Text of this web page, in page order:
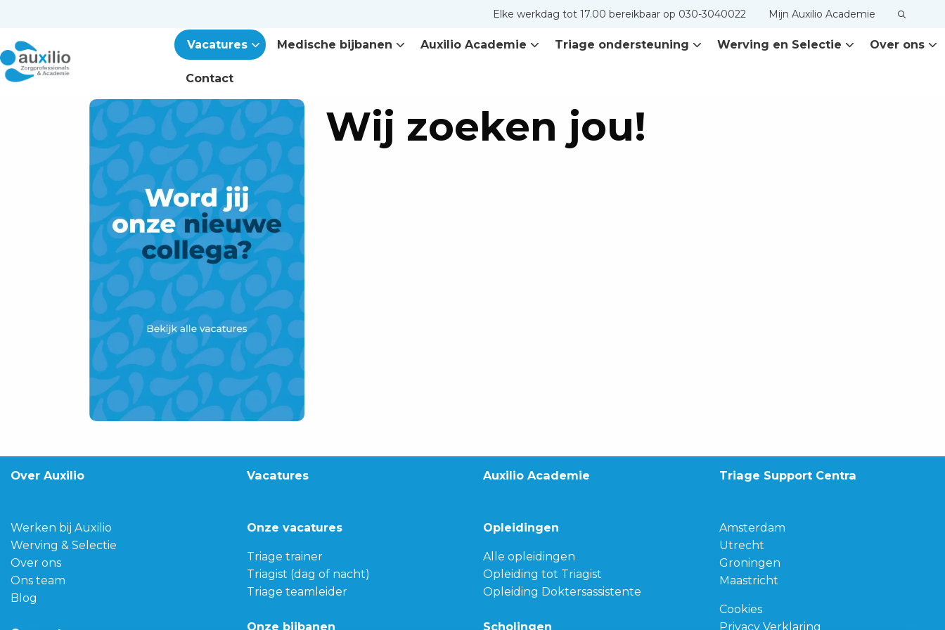
Elke werkdag tot 17.00 bereikbaar op 030-3040022 Mijn Auxilio Academie
Vacatures Medische bijbanen Auxilio Academie Triage ondersteuning Werving en Selectie Over ons
Contact
Wij zoeken jou!
Over Auxilio
Werken bij Auxilio
Werving & Selectie
Over ons
Ons team
Blog
Vacatures
Onze vacatures
Triage trainer
Triagist (dag of nacht)
Triage teamleider
Onze bijbanen
Auxilio Academie
Opleidingen
Alle opleidingen
Opleiding tot Triagist
Opleiding Doktersassistente
Scholingen
Triage Support Centra
Amsterdam
Utrecht
Groningen
Maastricht
Cookies
Privacy Verklaring